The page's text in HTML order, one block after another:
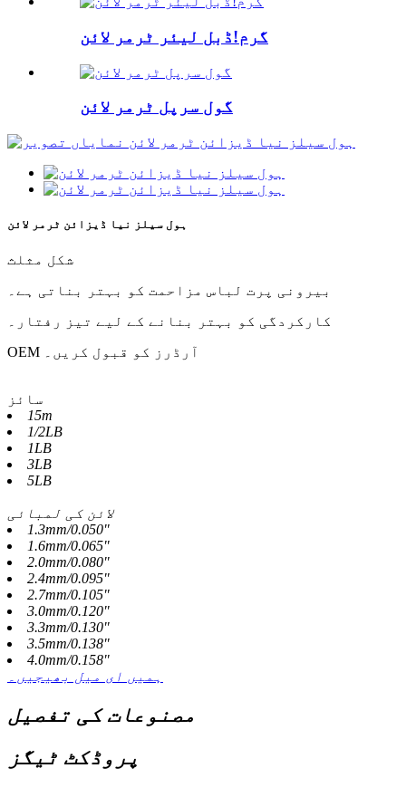
گرم!ڈبل لیئر ٹرمر لائن
گول سرپل ٹرمر لائن
ہول سیلز نیا ڈیزائن ٹرمر لائن
شکل مثلث
بیرونی پرت لباس مزاحمت کو بہتر بناتی ہے۔
کارکردگی کو بہتر بنانے کے لیے تیز رفتار۔
OEM آرڈرز کو قبول کریں۔
سائز
15m
1/2LB
1LB
3LB
5LB
لائن کی لمبائی
1.3mm/0.050"
1.6mm/0.065"
2.0mm/0.080"
2.4mm/0.095"
2.7mm/0.105"
3.0mm/0.120"
3.3mm/0.130"
3.5mm/0.138"
4.0mm/0.158"
ہمیں ای میل بھیجیں۔
مصنوعات کی تفصیل
پروڈکٹ ٹیگز